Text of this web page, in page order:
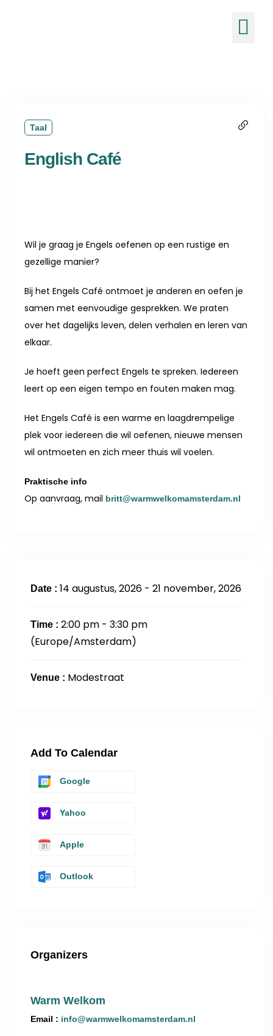
Taal
English Café
Wil je graag je Engels oefenen op een rustige en
gezellige manier?
Bij het Engels Café ontmoet je anderen en oefen je
samen met eenvoudige gesprekken. We praten
over het dagelijks leven, delen verhalen en leren van
elkaar.
Je hoeft geen perfect Engels te spreken. Iedereen
leert op een eigen tempo en fouten maken mag.
Het Engels Café is een warme en laagdrempelige
plek voor iedereen die wil oefenen, nieuwe mensen
wil ontmoeten en zich meer thuis wil voelen.
Praktische info
Op aanvraag, mail britt@warmwelkomamsterdam.nl
Date : 14 augustus, 2026 - 21 november, 2026
Time : 2:00 pm - 3:30 pm
(Europe/Amsterdam)
Venue : Modestraat
Add To Calendar
Google
Yahoo
Apple
Outlook
Organizers
Warm Welkom
Email : info@warmwelkomamsterdam.nl